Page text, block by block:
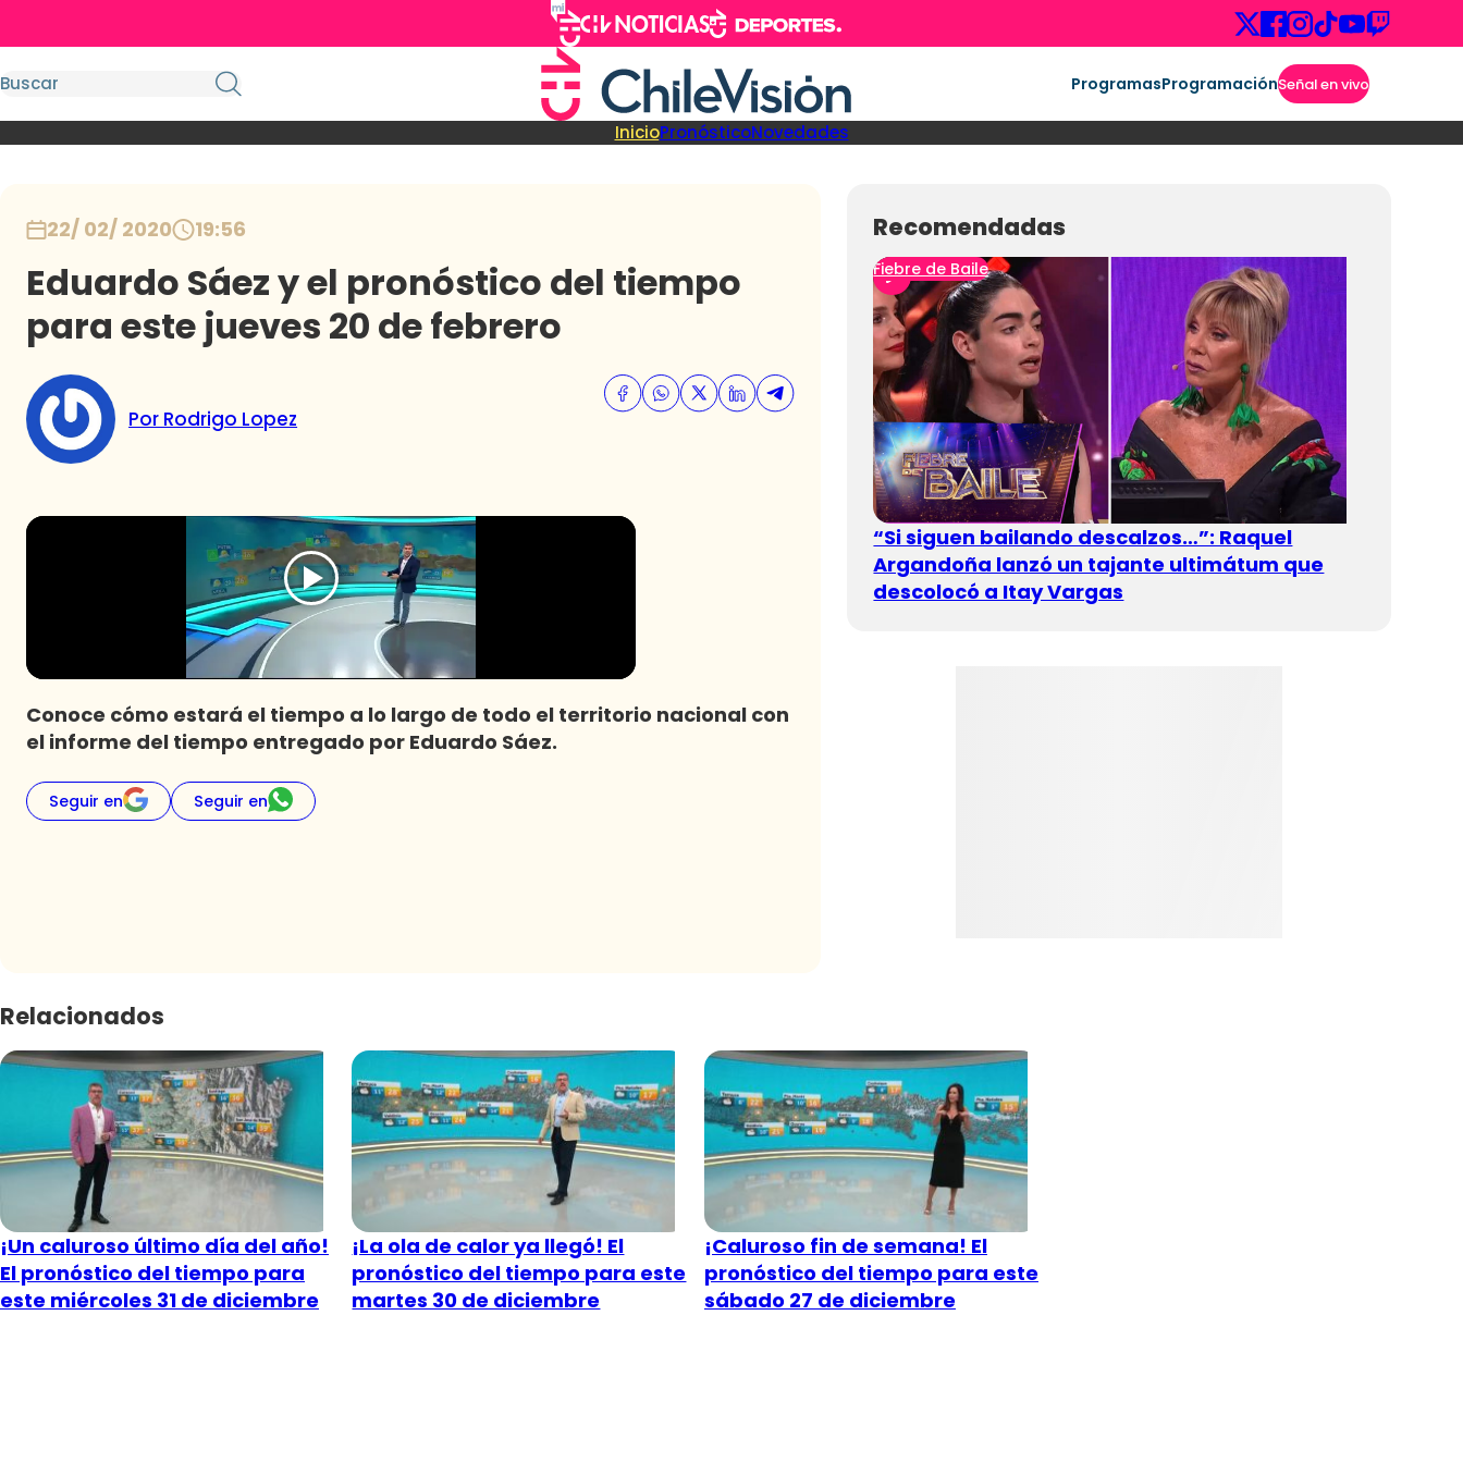
ProgramasProgramaciónSeñal en vivo
InicioPronósticoNovedades
22/ 02/ 2020 19:56
Eduardo Sáez y el pronóstico del tiempo
para este jueves 20 de febrero
Por Rodrigo Lopez
Conoce cómo estará el tiempo a lo largo de todo el territorio nacional con
el informe del tiempo entregado por Eduardo Sáez.
Seguir en Seguir en
Recomendadas
Fiebre de Baile
“Si siguen bailando descalzos…”: Raquel
Argandoña lanzó un tajante ultimátum que
descolocó a Itay Vargas
Relacionados
¡Un caluroso último día del año!
El pronóstico del tiempo para
este miércoles 31 de diciembre
¡La ola de calor ya llegó! El
pronóstico del tiempo para este
martes 30 de diciembre
¡Caluroso fin de semana! El
pronóstico del tiempo para este
sábado 27 de diciembre